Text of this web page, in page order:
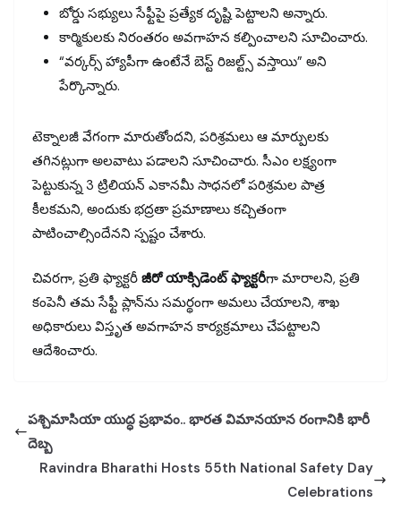
బోర్డు సభ్యులు సేఫ్టీపై ప్రత్యేక దృష్టి పెట్టాలని అన్నారు.
కార్మికులకు నిరంతరం అవగాహన కల్పించాలని సూచించారు.
“వర్కర్స్ హ్యాపీగా ఉంటేనే బెస్ట్ రిజల్ట్స్ వస్తాయి” అని
పేర్కొన్నారు.
టెక్నాలజీ వేగంగా మారుతోందని, పరిశ్రమలు ఆ మార్పులకు
తగినట్లుగా అలవాటు పడాలని సూచించారు. సీఎం లక్ష్యంగా
పెట్టుకున్న 3 ట్రిలియన్ ఎకానమీ సాధనలో పరిశ్రమల పాత్ర
కీలకమని, అందుకు భద్రతా ప్రమాణాలు కచ్చితంగా
పాటించాల్సిందేనని స్పష్టం చేశారు.
చివరగా, ప్రతి ఫ్యాక్టరీ జీరో యాక్సిడెంట్ ఫ్యాక్టరీగా మారాలని, ప్రతి
కంపెనీ తమ సేఫ్టీ ప్లాన్‌ను సమర్థంగా అమలు చేయాలని, శాఖ
అధికారులు విస్తృత అవగాహన కార్యక్రమాలు చేపట్టాలని
ఆదేశించారు.
పశ్చిమాసియా యుద్ధ ప్రభావం.. భారత విమానయాన రంగానికి భారీ
దెబ్బ
Ravindra Bharathi Hosts 55th National Safety Day
Celebrations